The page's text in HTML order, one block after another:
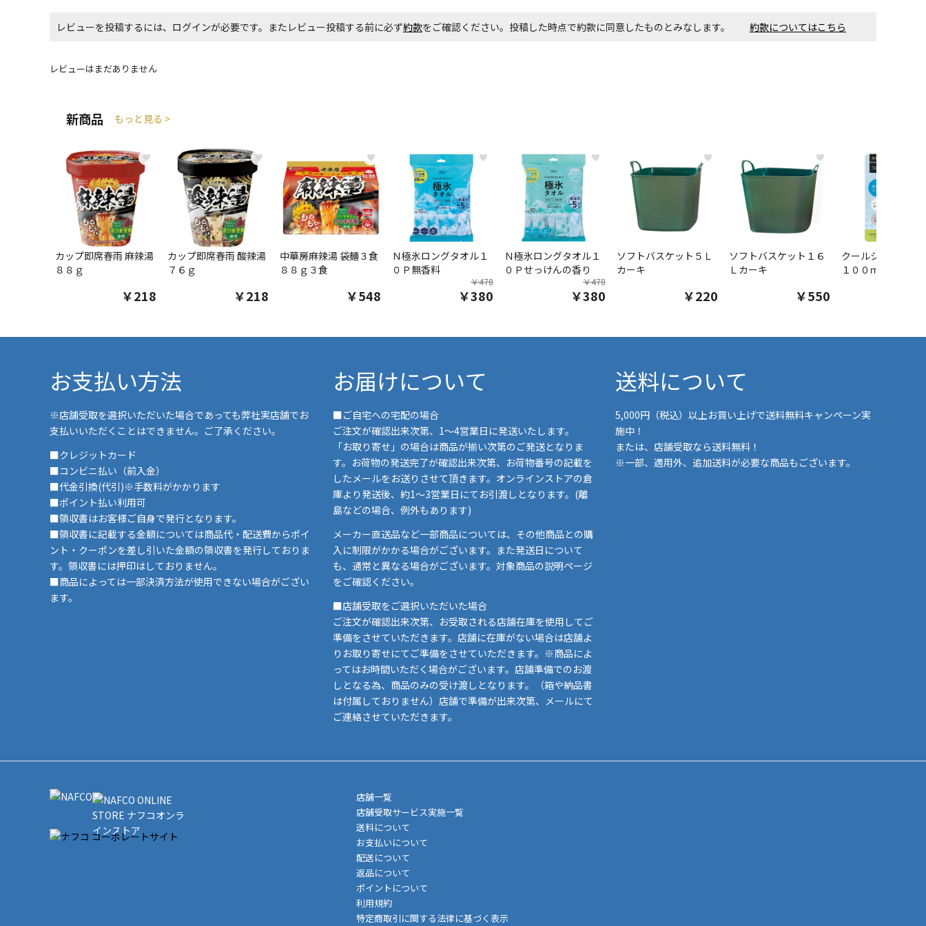
商品購入個数ごとに送料がかかる商品です
レビューを投稿するには、ログインが必要です。またレビュー投稿する前に必ず約款をご確認ください。投稿した時点で約款に同意したものとみなします。 約款についてはこちら
レビューはまだありません
新商品 もっと見る >
♥
カップ即席春雨 麻辣湯
８８ｇ
￥218
♥
カップ即席春雨 酸辣湯
７６ｇ
￥218
♥
中華房麻辣湯 袋麺３食
８８ｇ３食
￥548
♥
Ｎ極氷ロングタオル１
０Ｐ無香料
￥478
￥380
♥
Ｎ極氷ロングタオル１
０Ｐせっけんの香り
￥478
￥380
♥
ソフトバスケット５Ｌ
カーキ
￥220
♥
ソフトバスケット１６
Ｌカーキ
￥550
クールシャツスプ
１００ｍｌ
お支払い方法
※店舗受取を選択いただいた場合であっても弊社実店舗でお
支払いいただくことはできません。ご了承ください。
■クレジットカード
■コンビニ払い（前入金）
■代金引換(代引)※手数料がかかります
■ポイント払い利用可
■領収書はお客様ご自身で発行となります。
■領収書に記載する金額については商品代・配送費からポイ
ント・クーポンを差し引いた金額の領収書を発行しておりま
す。領収書には押印はしておりません。
■商品によっては一部決済方法が使用できない場合がござい
ます。
お届けについて
■ご自宅への宅配の場合
ご注文が確認出来次第、1～4営業日に発送いたします。
「お取り寄せ」の場合は商品が揃い次第のご発送となりま
す。お荷物の発送完了が確認出来次第、お荷物番号の記載を
したメールをお送りさせて頂きます。オンラインストアの倉
庫より発送後、約1～3営業日にてお引渡しとなります。(離
島などの場合、例外もあります)
メーカー直送品など一部商品については、その他商品との購
入に制限がかかる場合がございます。また発送日について
も、通常と異なる場合がございます。対象商品の説明ページ
をご確認ください。
■店舗受取をご選択いただいた場合
ご注文が確認出来次第、お受取される店舗在庫を使用してご
準備をさせていただきます。店舗に在庫がない場合は店舗よ
りお取り寄せにてご準備をさせていただきます。※商品によ
ってはお時間いただく場合がございます。店舗準備でのお渡
しとなる為、商品のみの受け渡しとなります。（箱や納品書
は付属しておりません）店舗で準備が出来次第、メールにて
ご連絡させていただきます。
送料について
5,000円（税込）以上お買い上げで送料無料キャンペーン実
施中！
または、店舗受取なら送料無料！
※一部、適用外、追加送料が必要な商品もございます。
店舗一覧
店舗受取サービス実施一覧
送料について
お支払いについて
配送について
返品について
ポイントについて
利用規約
特定商取引に関する法律に基づく表示